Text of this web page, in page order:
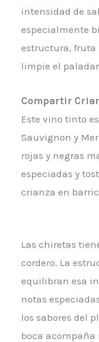
intensidad de
especialmente
estructura, fruta
limpie el
Compartir
Este vino tinto
Sauvignon y
rojas y negras
especiadas y
crianza en
Las chiretas
cordero. La
equilibran esa
notas
los sabores del
boca